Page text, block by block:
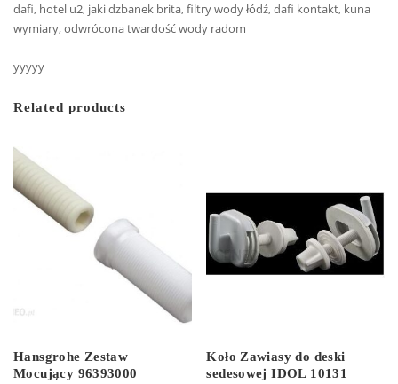
dafi, hotel u2, jaki dzbanek brita, filtry wody łódź, dafi kontakt, kuna
wymiary, odwrócona twardość wody radom
yyyyy
Related products
Hansgrohe Zestaw
Mocujący 96393000
Koło Zawiasy do deski
sedesowej IDOL 10131